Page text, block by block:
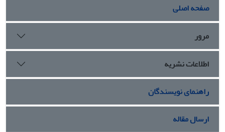
صفحه اصلی
مرور
اطلاعات نشریه
راهنمای نویسندگان
ارسال مقاله